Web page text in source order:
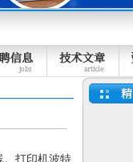
。打印机波特